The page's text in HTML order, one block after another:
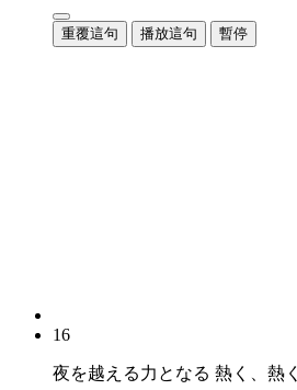
重覆這句 播放這句 暫停
16
夜を越える力となる 熱く、熱く